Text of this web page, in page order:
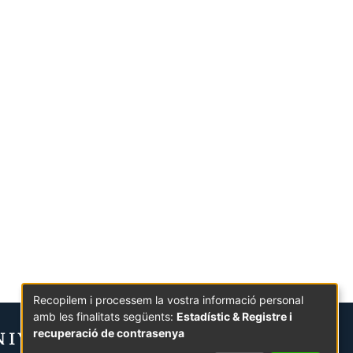
Recopilem i processem la vostra informació personal
amb les finalitats següents: Estadístic & Registre i
recuperació de contrasenya